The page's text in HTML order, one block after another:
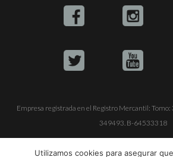
Empresa registrada en el Registro Mercantil:
349493. B-64533318
Utilizamos cookies para asegurar